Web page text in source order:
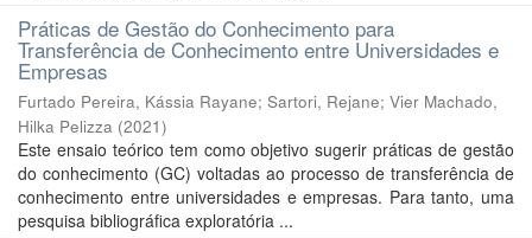
Práticas de Gestão do Conhecimento para
Transferência de Conhecimento entre Universidades e
Empresas
Furtado Pereira, Kássia Rayane; Sartori, Rejane; Vier Machado,
Hilka Pelizza (2021)
Este ensaio teórico tem como objetivo sugerir práticas de gestão
do conhecimento (GC) voltadas ao processo de transferência de
conhecimento entre universidades e empresas. Para tanto, uma
pesquisa bibliográfica exploratória ...